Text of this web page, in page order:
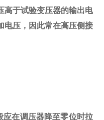
高于试验变压器的输出电
电压，因此常在高压侧接
应在调压器降至零位时拉